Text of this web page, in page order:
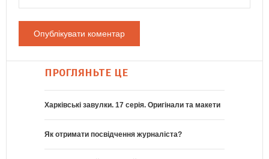
ПРОГЛЯНЬТЕ ЦЕ
Харківські завулки. 17 серія. Оригінали та макети
Як отримати посвідчення журналіста?